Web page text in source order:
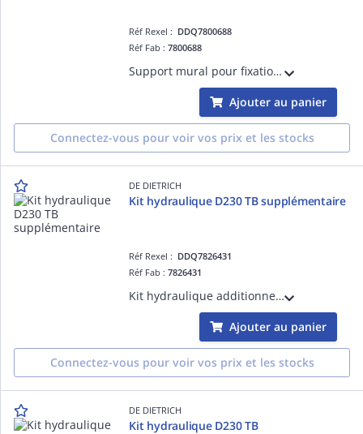
Réf Rexel : DDQ7800688
Réf Fab :7800688
Support mural pour fixation capteur solaire thermique SOL 200 LH
Ajouter au panier
Connectez-vous pour voir vos prix et les stocks
DE DIETRICH
Kit hydraulique D230 TB supplémentaire
Réf Rexel : DDQ7826431
Réf Fab :7826431
Kit hydraulique additionnel D 230 TB
Ajouter au panier
Connectez-vous pour voir vos prix et les stocks
DE DIETRICH
Kit hydraulique D230 TB